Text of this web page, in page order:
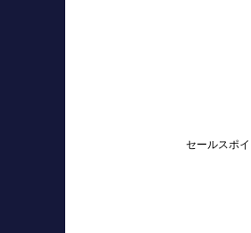
セールスポ